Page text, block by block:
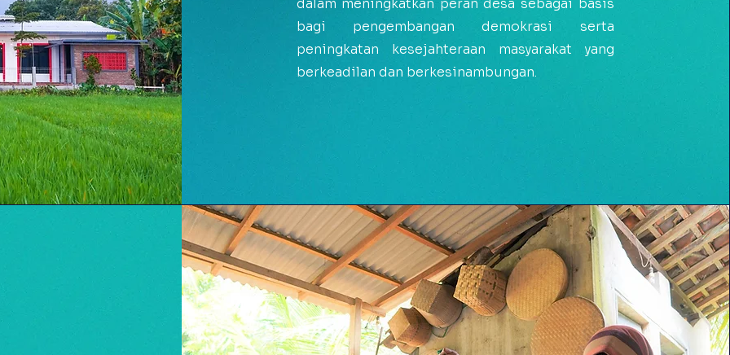
dalam meningkatkan peran desa sebagai basis
bagi pengembangan demokrasi serta
peningkatan kesejahteraan masyarakat yang
berkeadilan dan berkesinambungan.